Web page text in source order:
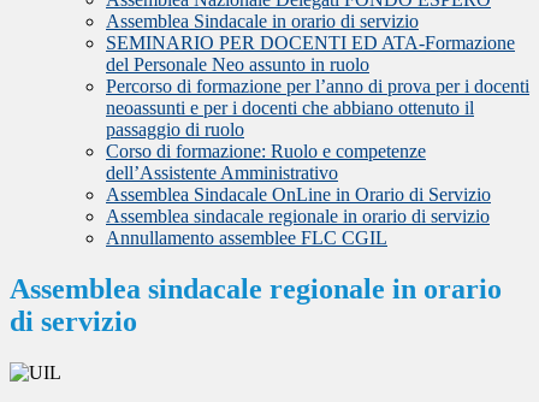
Assemblea Sindacale in orario di servizio
SEMINARIO PER DOCENTI ED ATA-Formazione
del Personale Neo assunto in ruolo
Percorso di formazione per l’anno di prova per i docenti
neoassunti e per i docenti che abbiano ottenuto il
passaggio di ruolo
Corso di formazione: Ruolo e competenze
dell’Assistente Amministrativo
Assemblea Sindacale OnLine in Orario di Servizio
Assemblea sindacale regionale in orario di servizio
Annullamento assemblee FLC CGIL
Assemblea sindacale regionale in orario
di servizio